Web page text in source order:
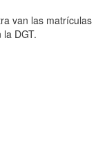
van las matrículas
la DGT.